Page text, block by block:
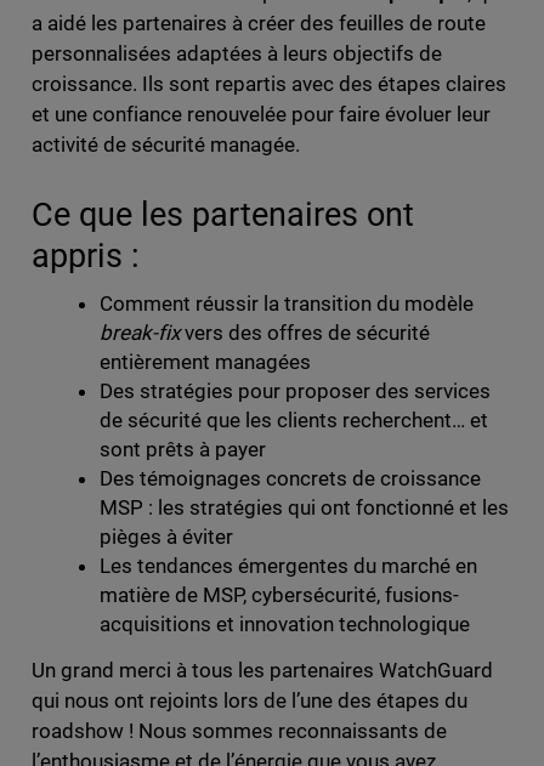
a aidé les partenaires à créer des feuilles de route
personnalisées adaptées à leurs objectifs de
croissance. Ils sont repartis avec des étapes claires
et une confiance renouvelée pour faire évoluer leur
activité de sécurité managée.
Ce que les partenaires ont
appris :
Comment réussir la transition du modèle
break-fixvers des offres de sécurité
entièrement managées
Des stratégies pour proposer des services
de sécurité que les clients recherchent… et
sont prêts à payer
Des témoignages concrets de croissance
MSP : les stratégies qui ont fonctionné et les
pièges à éviter
Les tendances émergentes du marché en
matière de MSP, cybersécurité, fusions-
acquisitions et innovation technologique
Un grand merci à tous les partenaires WatchGuard
qui nous ont rejoints lors de l’une des étapes du
roadshow ! Nous sommes reconnaissants de
l’enthousiasme et de l’énergie que vous avez